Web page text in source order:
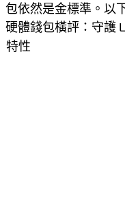
包依然是金標準。以
硬體錢包橫評：守護
特性